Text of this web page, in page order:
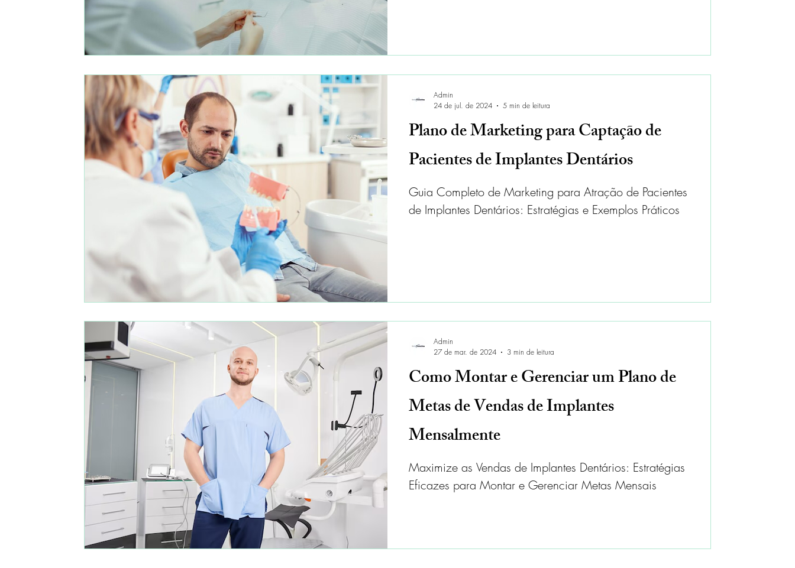
Plano de Marketing para Captação de
Pacientes de Implantes Dentários
Guia Completo de Marketing para Atração de Pacientes
de Implantes Dentários: Estratégias e Exemplos Práticos
Admin
24 de jul. de 2024
5 min de leitura
Como Montar e Gerenciar um Plano de
Metas de Vendas de Implantes
Mensalmente
Maximize as Vendas de Implantes Dentários: Estratégias
Eficazes para Montar e Gerenciar Metas Mensais
Admin
27 de mar. de 2024
3 min de leitura